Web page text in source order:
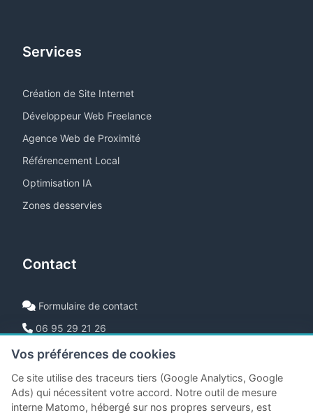
Services
Création de Site Internet
Développeur Web Freelance
Agence Web de Proximité
Référencement Local
Optimisation IA
Zones desservies
Contact
Formulaire de contact
06 95 29 21 26
Bretagne, France
Demander un devis
Vos préférences de cookies
Ce site utilise des traceurs tiers (Google Analytics, Google
Ads) qui nécessitent votre accord. Notre outil de mesure
interne Matomo, hébergé sur nos propres serveurs, est